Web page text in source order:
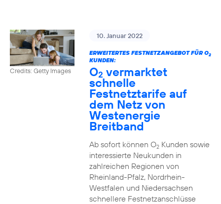
Credits: Getty Images
10. Januar 2022
ERWEITERTES FESTNETZANGEBOT FÜR O2
KUNDEN:
O2 vermarktet
schnelle
Festnetztarife auf
dem Netz von
Westenergie
Breitband
Ab sofort können O2Kunden sowie
interessierte Neukunden in
zahlreichen Regionen von
Rheinland-Pfalz, Nordrhein-
Westfalen und Niedersachsen
schnellere Festnetzanschlüsse